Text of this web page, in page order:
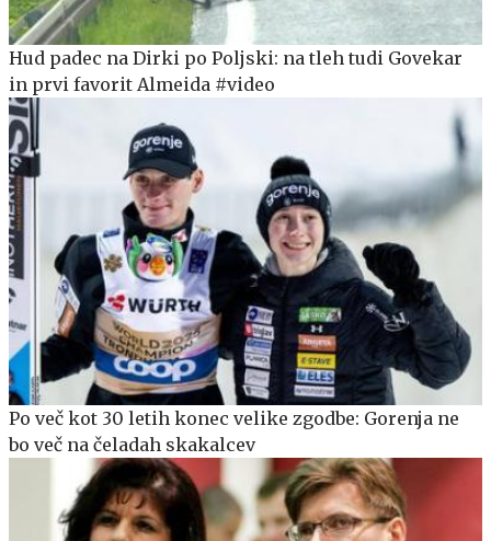
Hud padec na Dirki po Poljski: na tleh tudi Govekar
in prvi favorit Almeida #video
Po več kot 30 letih konec velike zgodbe: Gorenja ne
bo več na čeladah skakalcev